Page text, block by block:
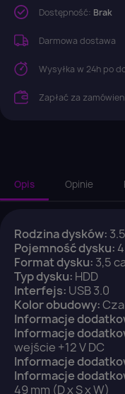
Dostępność: Brak
Darmowa dostawa
Wysyłka w 24h po
Zapłać za
Opis Opinie
Rodzina dysków:
Pojemność dysku:
Format dysku: 3,5
Typ dysku: HDD
Interfejs: USB 3.0
Kolor obudowy:
Informacje
Informacje
wejście +12 V DC
Informacje
Informacje
49 mm (D x S x W)
Zaloguj się
You need to be
wish list.
Anuluj